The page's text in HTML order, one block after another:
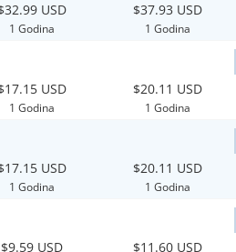
USD
1 Godina
$37.93 USD
1 Godina
USD
1 Godina
$20.11 USD
1 Godina
USD
1 Godina
$20.11 USD
1 Godina
$9.59 USD $11.60 USD